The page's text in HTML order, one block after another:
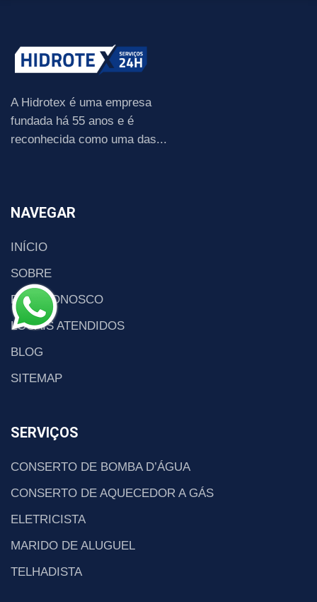
A Hidrotex é uma empresa
fundada há 55 anos e é
reconhecida como uma das...
NAVEGAR
INÍCIO
SOBRE
FALE CONOSCO
LOCAIS ATENDIDOS
BLOG
SITEMAP
SERVIÇOS
CONSERTO DE BOMBA D’ÁGUA
CONSERTO DE AQUECEDOR A GÁS
ELETRICISTA
MARIDO DE ALUGUEL
TELHADISTA